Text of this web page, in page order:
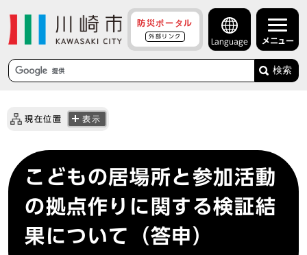
防災ポータル
外部リンク
Language メニュー
検索
現在位置 表示
こどもの居場所と参加活動
の拠点作りに関する検証結
果について（答申）